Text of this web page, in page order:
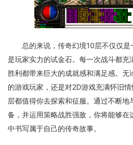
总的来说，传奇幻境10层不仅仅
是玩家实力的试金石。每一次战斗都充
胜利都带来巨大的成就感和满足感。无
的游戏玩家，还是对2D游戏充满怀旧
层都值得你去探索和征服。通过不断地
备，并运用策略战胜强敌，你将能够在
中书写属于自己的传奇故事。